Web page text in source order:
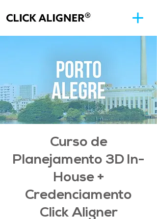
Curso de
Planejamento 3D In-
House +
Credenciamento
Click Aligner